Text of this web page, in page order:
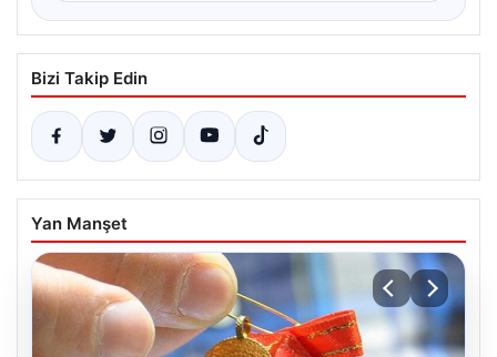
Bizi Takip Edin
Yan Manşet